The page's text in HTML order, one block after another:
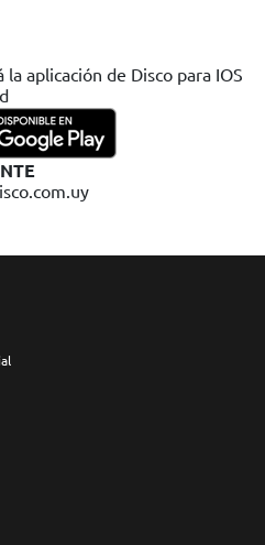
la aplicación de Disco para IOS